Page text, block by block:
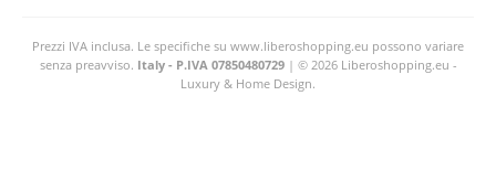
Prezzi IVA inclusa. Le specifiche su www.liberoshopping.eu possono variare
senza preavviso. Italy - P.IVA 07850480729| © 2026 Liberoshopping.eu -
Luxury & Home Design.